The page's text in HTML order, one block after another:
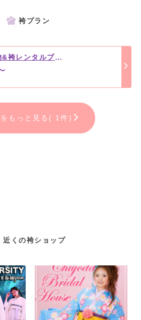
袴プラン
【卒業式当日】着物&袴レンタルプラン
もっと見る( 1件)
近くの袴ショップ